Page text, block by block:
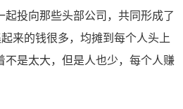
起投向那些头部公司，共同形成了
来的钱很多，均摊到每个人头上
不是太大，但是人也少，每个人赚